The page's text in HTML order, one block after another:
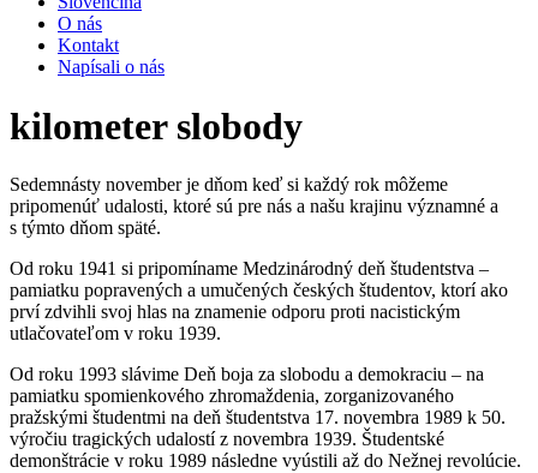
O nás
Kontakt
Napísali o nás
kilometer slobody
Sedemnásty november je dňom keď si každý rok môžeme
pripomenúť udalosti, ktoré sú pre nás a našu krajinu významné a
s týmto dňom späté.
Od roku 1941 si pripomíname Medzinárodný deň študentstva –
pamiatku popravených a umučených českých študentov, ktorí ako
prví zdvihli svoj hlas na znamenie odporu proti nacistickým
utlačovateľom v roku 1939.
Od roku 1993 slávime Deň boja za slobodu a demokraciu – na
pamiatku spomienkového zhromaždenia, zorganizovaného
pražskými študentmi na deň študentstva 17. novembra 1989 k 50.
výročiu tragických udalostí z novembra 1939. Študentské
demonštrácie v roku 1989 následne vyústili až do Nežnej revolúcie.